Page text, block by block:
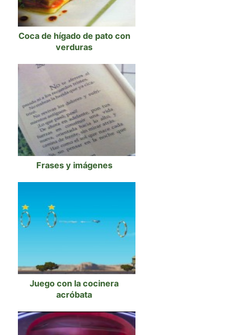
Coca de hígado de pato con
verduras
Frases y imágenes
Juego con la cocinera
acróbata